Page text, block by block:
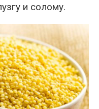
и солому.